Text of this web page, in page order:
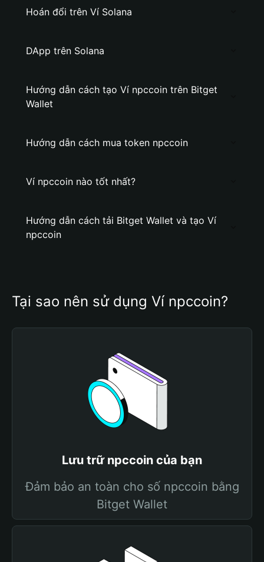
Hoán đổi trên Ví Solana
DApp trên Solana
Hướng dẫn cách tạo Ví npccoin trên Bitget
Wallet
Hướng dẫn cách mua token npccoin
Ví npccoin nào tốt nhất?
Hướng dẫn cách tải Bitget Wallet và tạo Ví
npccoin
Tại sao nên sử dụng Ví npccoin?
Lưu trữ npccoin của bạn
Đảm bảo an toàn cho số npccoin bằng
Bitget Wallet